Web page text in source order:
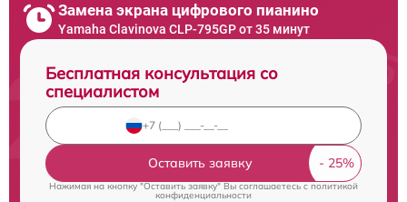
Замена экрана цифрового пианино
Yamaha Clavinova CLP-795GP от 35 минут
Бесплатная консультация со
специалистом
Оставить заявку
Нажимая на кнопку "Оставить заявку" Вы соглашаетесь cполитикой
конфиденциальности